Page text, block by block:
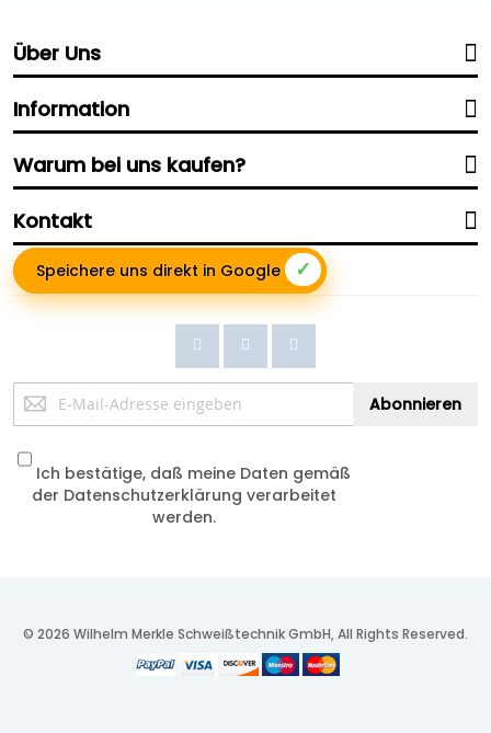
Über Uns
Information
Warum bei uns kaufen?
Kontakt
Speichere uns direkt in Google ✓
Anmeldung
zum
Abonnieren
Ich bestätige, daß meine Daten gemäß
der Datenschutzerklärung verarbeitet
werden.
© 2026 Wilhelm Merkle Schweißtechnik GmbH, All Rights Reserved.